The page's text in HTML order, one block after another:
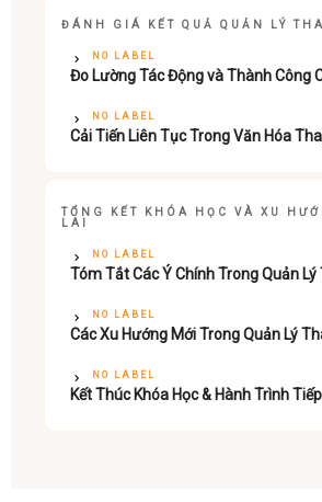
ĐÁNH GIÁ KẾT QUẢ QUẢN LÝ
NO LABEL
Đo Lường Tác Động và Thành Công
NO LABEL
Cải Tiến Liên Tục Trong Văn Hóa
TỔNG KẾT KHÓA HỌC VÀ XU
LAI
NO LABEL
Tóm Tắt Các Ý Chính Trong Quản
NO LABEL
Các Xu Hướng Mới Trong Quản Lý
NO LABEL
Kết Thúc Khóa Học & Hành Trình